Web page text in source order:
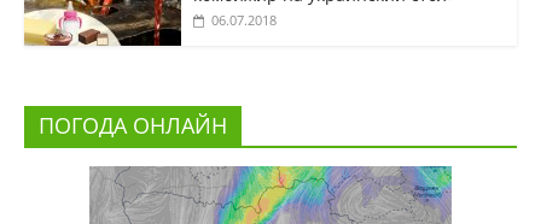
06.07.2018
ПОГОДА ОНЛАЙН